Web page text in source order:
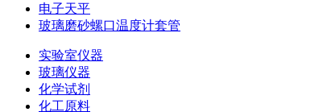
电子天平
玻璃磨砂螺口温度计套管
实验室仪器
玻璃仪器
化学试剂
化工原料